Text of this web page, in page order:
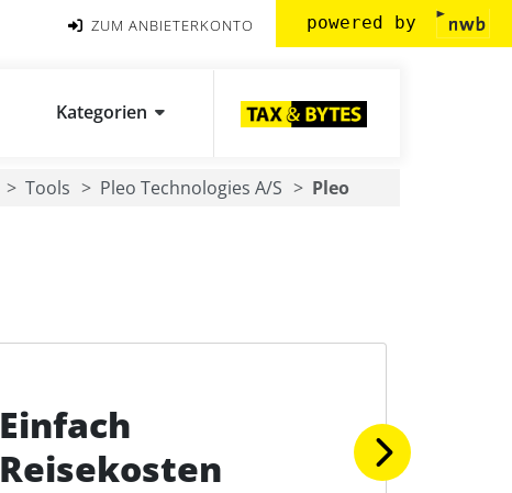
ZUM ANBIETERKONTO powered by
Kategorien
Tools Pleo Technologies A/S Pleo
Einfach
Reisekosten